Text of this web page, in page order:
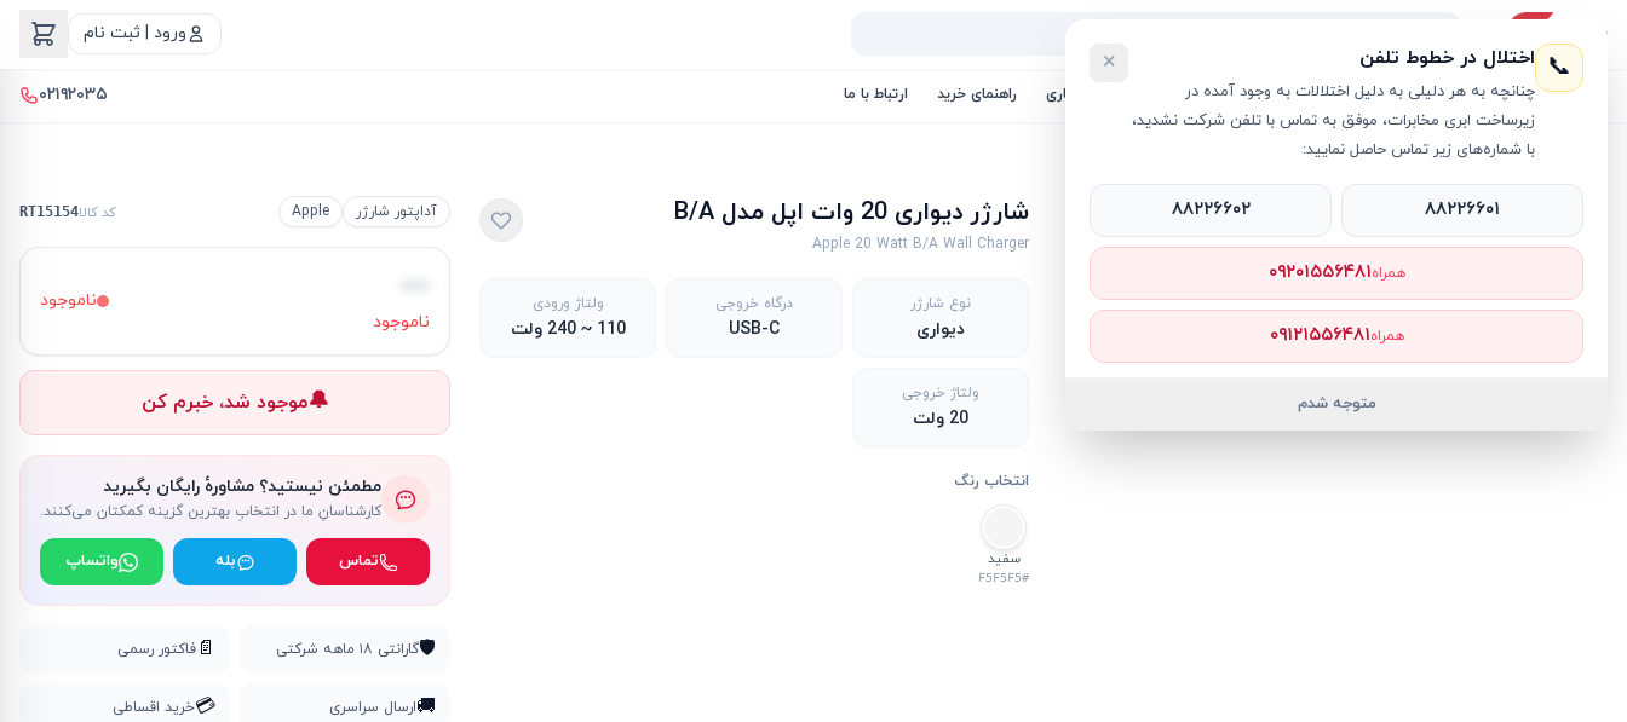
ورود | ثبت نام
لیست محصولات خرید اقساطی خرید سازمانی فروش عمده و همکاری راهنمای خرید ارتباط با ما ۰۲۱۹۲۰۳۵
آداپتور شارژر› شارژر دیواری 20 وات اپل مدل B/A
آداپتور شارژر Apple کد کالاRT15154
ناموجود
ناموجود
🔔موجود شد، خبرم کن
مطمئن نیستید؟ مشاورهٔ رایگان بگیرید
کارشناسانِ ما در انتخابِ بهترین گزینه کمکتان می‌کنند.
تماس بله واتساپ
🛡️گارانتی ۱۸ ماهه شرکتی 📄 فاکتور رسمی
🚚ارسال سراسری 💳خرید اقساطی
شارژر دیواری 20 وات اپل مدل B/A
Apple 20 Watt B/A Wall Charger
نوع شارژر
دیواری
درگاه خروجی
USB-C
ولتاژ ورودی
110 ~ 240 ولت
ولتاژ خروجی
20 ولت
انتخاب رنگ
سفید
#F5F5F5
📞 اختلال در خطوط تلفن
چنانچه به هر دلیلی به دلیل اختلالات به وجود آمده در
زیرساخت ابری مخابرات، موفق به تماس با تلفن شرکت نشدید،
با شماره‌های زیر تماس حاصل نمایید:
×
۸۸۲۲۶۶۰۱ ۸۸۲۲۶۶۰۲
همراه۰۹۲۰۱۵۵۶۴۸۱
همراه۰۹۱۲۱۵۵۶۴۸۱
متوجه شدم